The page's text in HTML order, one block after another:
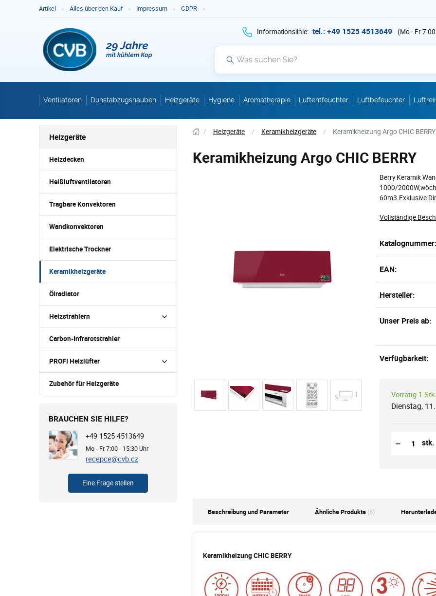
Artikel Alles über den Kauf Impressum GDPR
Informationslinie: tel.: +49 1525 4513649 (Mo - Fr
Ventilatoren Dunstabzugshauben Heizgeräte Hygiene Aromatherapie Luftentfeuchter Luftbefeuchter
/ Heizgeräte / Keramikheizgeräte / Keramikheizung Argo CHIC BERRY
Keramikheizung Argo CHIC BERRY
Berry Keramik
1000/
60m3.Exklusive
Vollständige
Katalognummer:
EAN:
Hersteller:
Unser Preis ab:
Verfügbarkeit:
Vorrätig 1 Stk.
Dienstag,
−
Reduzierung
Anzahl derstk.
Beschreibung und Parameter Ähnliche Produkte (6)
Keramikheizung CHIC BERRY
Heizgeräte
Heizdecken
Heißluftventilatoren
Tragbare Konvektoren
Wandkonvektoren
Elektrische Trockner
Keramikheizgeräte
Ölradiator
Heizstrahlern
Carbon-Infrarotstrahler
PROFI Heizlüfter
Zubehör für Heizgeräte
BRAUCHEN SIE HILFE?
+49 1525 4513649
Mo - Fr 7:00 - 15:30 Uhr
recepce@cvb.cz
Eine Frage stellen